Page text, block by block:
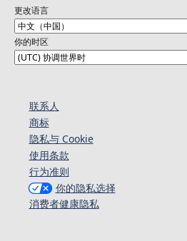
更改语言
你的时区
联系人
商标
隐私与 Cookie
使用条款
行为准则
你的隐私选择
消费者健康隐私